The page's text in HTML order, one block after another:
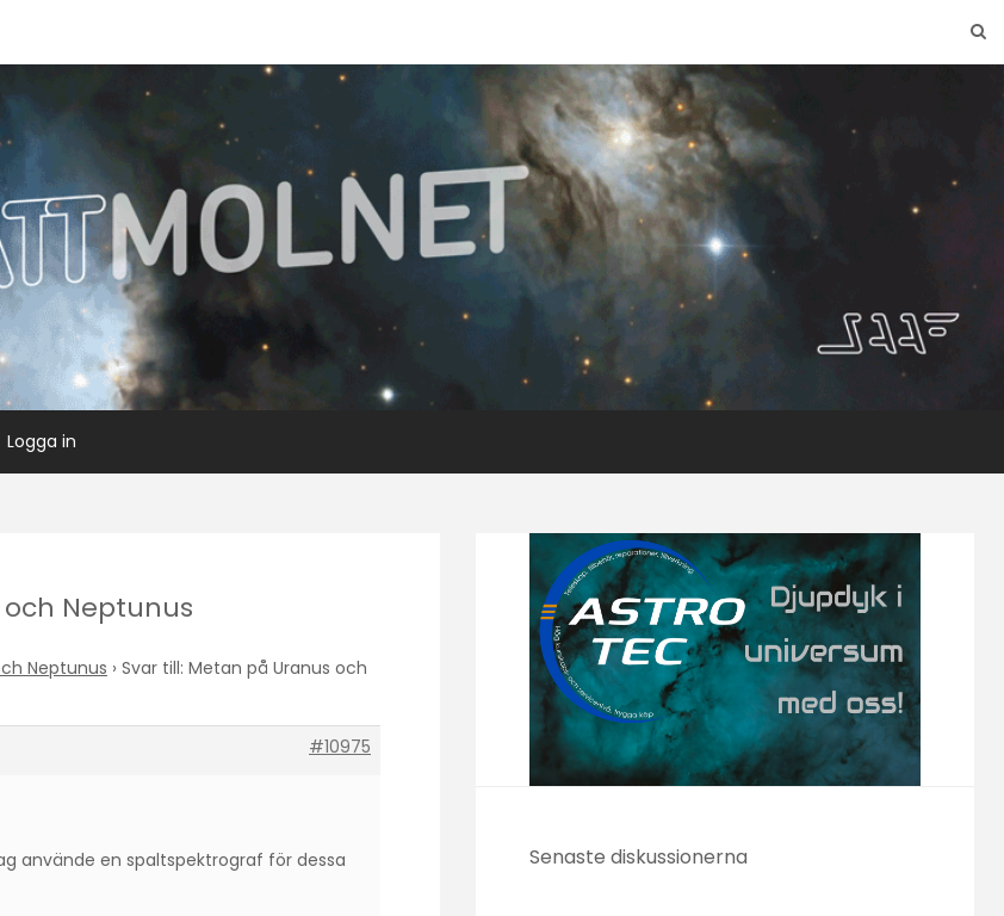
Logga in
Neptunus
Neptunus › Svar till: Metan på Uranus och
#10975
använde en spaltspektrograf för dessa
Senaste diskussionerna